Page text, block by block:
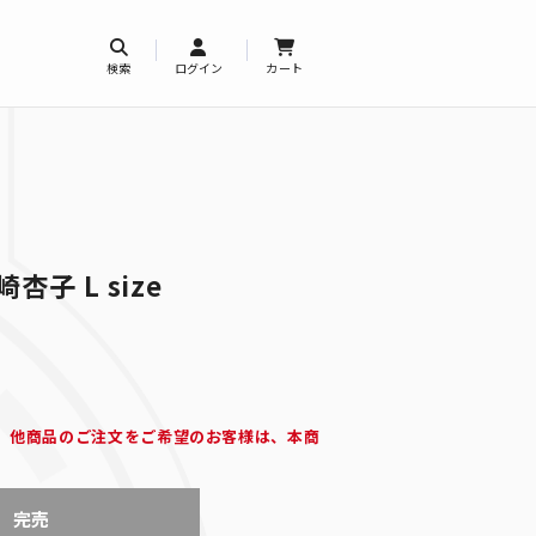
検索 ログイン カート
杏子 L size
商品のご注文をご希望のお客様は、本商
完売